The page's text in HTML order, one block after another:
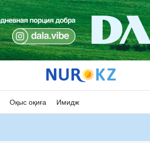
Оқыс оқиға Имидж